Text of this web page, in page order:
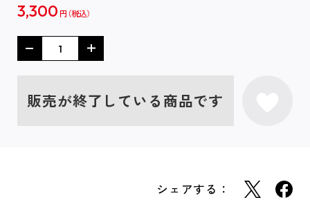
3,300 円
販売が終了している商品です
シェアする：